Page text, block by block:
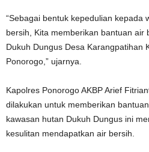
“Sebagai bentuk kepedulian kepada
bersih, Kita memberikan bantuan air
Dukuh Dungus Desa Karangpatihan
Ponorogo,” ujarnya.
Kapolres Ponorogo AKBP Arief
dilakukan untuk memberikan
kawasan hutan Dukuh Dungus ini
kesulitan mendapatkan air bersih.